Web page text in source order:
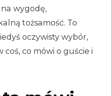
wygodę,
tożsamość. To
oczywisty wybór,
co mówi o guście i